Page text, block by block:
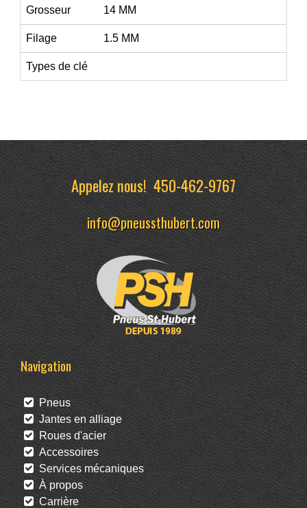
Grosseur 14 MM
Filage 1.5 MM
Types de clé
Appelez nous!450-462-9767
info@pneussthubert.com
Navigation
Pneus
Jantes en alliage
Roues d'acier
Accessoires
Services mécaniques
À propos
Carrière